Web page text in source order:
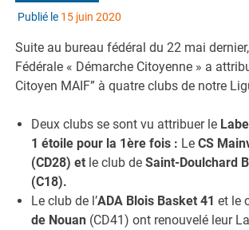
Publié le 15 juin 2020
Suite au bureau fédéral du 22 mai
Fédérale « Démarche Citoyenne » a
Citoyen MAIF” à quatre clubs de notre
Deux clubs se sont vu attribuer le
1 étoile pour la 1ère fois : LeCS
(CD28) et le club de Saint-Doulchard
(C18).
Le club de l’ADA Blois Basket 41 et le
de Nouan (CD41) ont renouvelé leur